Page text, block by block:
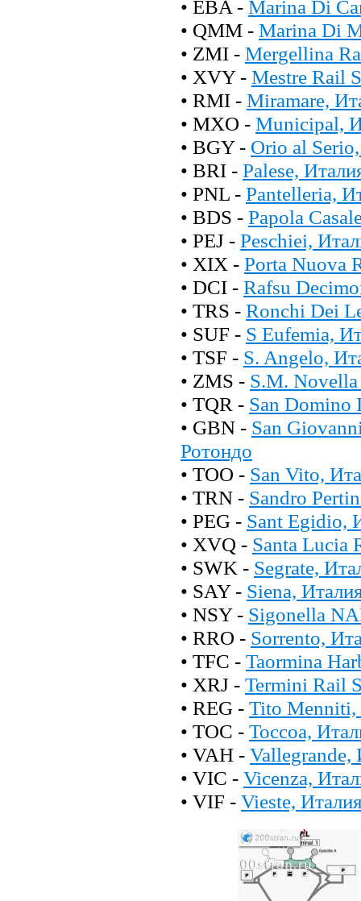
• EBA - Marina Di
• QMM - Marina Di
• ZMI - Mergellina
• XVY - Mestre Rail
• RMI - Miramare,
• MXO - Municipal,
• BGY - Orio al
• BRI - Palese,
• PNL - Pantelleria,
• BDS - Papola
• PEJ - Peschiei,
• XIX - Porta Nuova
• DCI - Rafsu
• TRS - Ronchi Dei
• SUF - S Eufemia,
• TSF - S. Angelo,
• ZMS - S.M.
• TQR - San Domino
• GBN - San
Ротондо
• TOO - San Vito,
• TRN - Sandro
• PEG - Sant Egidio,
• XVQ - Santa Lucia
• SWK - Segrate,
• SAY - Siena,
• NSY - Sigonella
• RRO - Sorrento,
• TFC - Taormina
• XRJ - Termini Rail
• REG - Tito Menniti,
• TOC - Toccoa,
• VAH - Vallegrande,
• VIC - Vicenza,
• VIF - Vieste,